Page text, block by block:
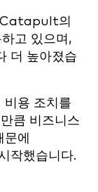
Catapult의
고 있으며,
더 높아졌습
비용 조치를
큼 비즈니스
에
작했습니다.